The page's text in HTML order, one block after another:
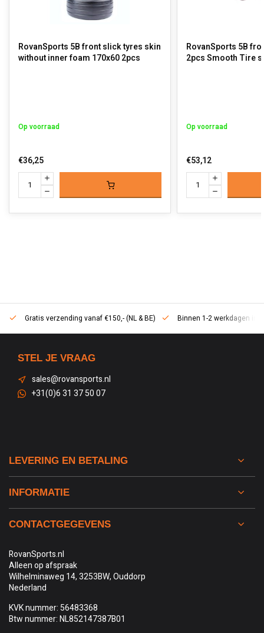
RovanSports 5B front slick tyres skin
without inner foam 170x60 2pcs
Op voorraad
€36,25
RovanSports 5B
2pcs Smooth Tire
Op voorraad
€53,12
Gratis verzending vanaf €150,- (NL & BE) Binnen 1-2 werkdagen in
STEL JE VRAAG
sales@rovansports.nl
+31(0)6 31 37 50 07
LEVERING EN BETALING
INFORMATIE
CONTACTGEGEVENS
RovanSports.nl
Alleen op afspraak
Wilhelminaweg 14, 3253BW, Ouddorp
Nederland
KVK nummer: 56483368
Btw nummer: NL852147387B01